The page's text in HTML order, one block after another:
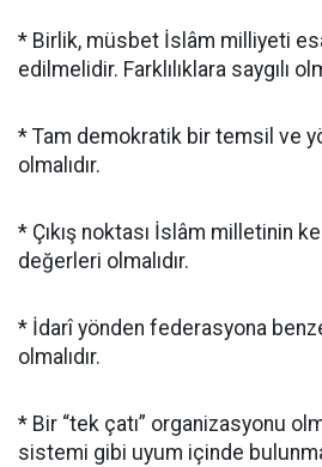
* Birlik, müsbet İslâm milliyeti
edilmelidir. Farklılıklara saygılı
* Tam demokratik bir temsil ve
olmalıdır.
* Çıkış noktası İslâm milletinin
değerleri olmalıdır.
* İdarî yönden federasyona
olmalıdır.
* Bir “tek çatı” organizasyonu
sistemi gibi uyum içinde